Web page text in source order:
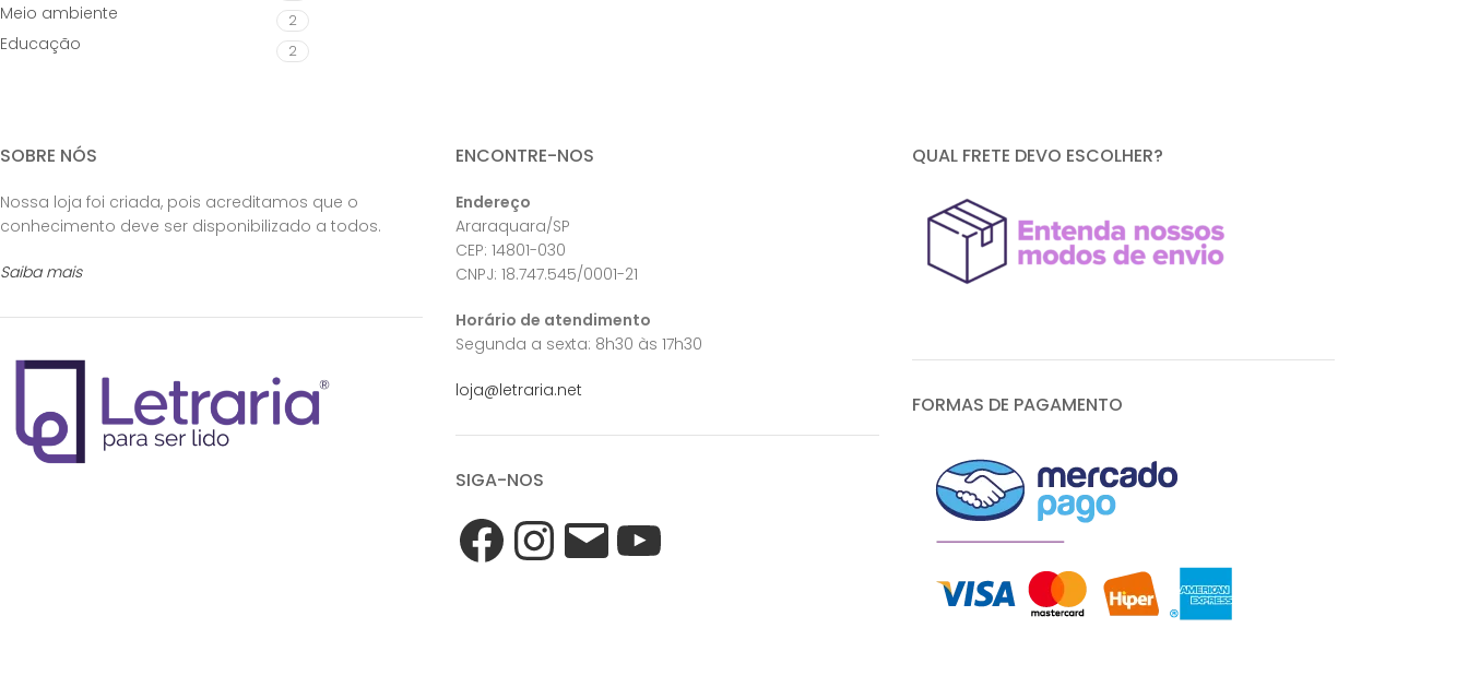
Meio ambiente 2
Educação 2
SOBRE NÓS
Nossa loja foi criada, pois acreditamos que o
conhecimento deve ser disponibilizado a todos.
Saiba mais
ENCONTRE-NOS
Endereço
Araraquara/SP
CEP: 14801-030
CNPJ: 18.747.545/0001-21
Horário de atendimento
Segunda a sexta: 8h30 às 17h30
loja@letraria.net
SIGA-NOS
QUAL FRETE DEVO ESCOLHER?
FORMAS DE PAGAMENTO